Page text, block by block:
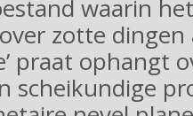
waarin
zotte dingen
praat ophangt
scheikundige